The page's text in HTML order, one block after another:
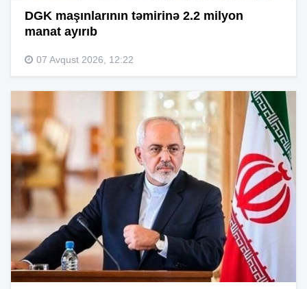
DGK maşınlarının təmirinə 2.2 milyon
manat ayırıb
07 Avqust 2026, 12:22